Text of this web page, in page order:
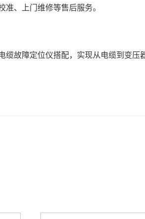
、上门维修等售后服务。
缆故障定位仪搭配，实现从电缆到变压